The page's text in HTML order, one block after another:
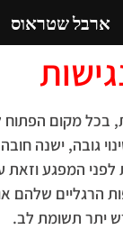
בכל מקום הפתוח
גובה, ישנה
המפגע וזאת
הרגליים שלהם
יתר תשומת לב.
ארבל שטראוס